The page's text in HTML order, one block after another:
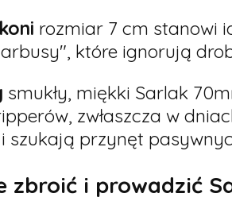
rozmiar 7 cm stanowi
które ignorują
smukły, miękki Sarlak
zwłaszcza w
szukają przynęt
zbroić i prowadzić